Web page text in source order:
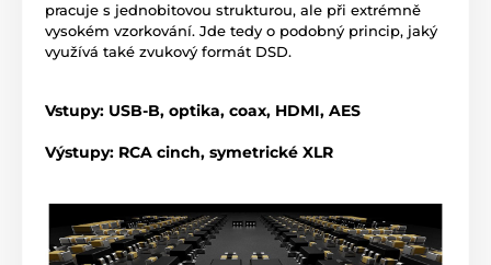
pracuje s jednobitovou strukturou, ale při extrémně
vysokém vzorkování. Jde tedy o podobný princip, jaký
využívá také zvukový formát DSD.
Vstupy: USB-B, optika, coax, HDMI, AES
Výstupy: RCA cinch, symetrické XLR